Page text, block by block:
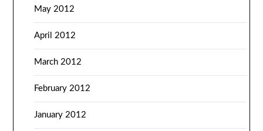
May 2012
April 2012
March 2012
February 2012
January 2012